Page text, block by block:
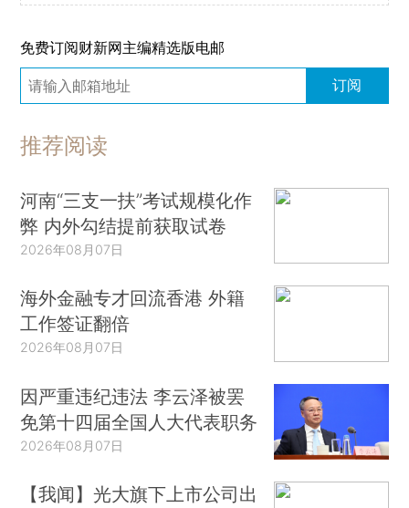
免费订阅财新网主编精选版电邮
订阅
推荐阅读
河南“三支一扶”考试规模化作
弊 内外勾结提前获取试卷
2026年08月07日
海外金融专才回流香港 外籍
工作签证翻倍
2026年08月07日
因严重违纪违法 李云泽被罢
免第十四届全国人大代表职务
2026年08月07日
【我闻】光大旗下上市公司出